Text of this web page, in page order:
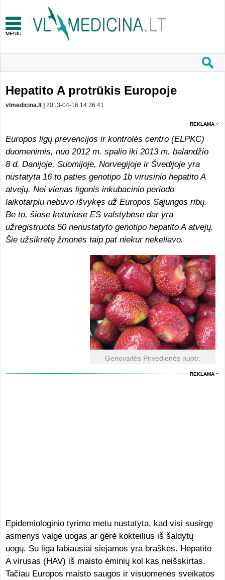
Hepatito A protrūkis Europoje
vlmedicina.lt | 2013-04-16 14:36:41
REKLAMA
Europos ligų prevencijos ir kontrolės centro (ELPKC)
duomenimis, nuo 2012 m. spalio iki 2013 m. balandžio
8 d. Danijoje, Suomijoje, Norvegijoje ir Švedijoje yra
nustatyta 16 to paties genotipo 1b virusinio hepatito A
atvejų. Nei vienas ligonis inkubacinio periodo
laikotarpiu nebuvo išvykęs už Europos Sąjungos ribų.
Be to, šiose keturiose ES valstybėse dar yra
užregistruota 50 nenustatyto genotipo hepatito A atvejų.
Šie užsikrėtę žmonės taip pat niekur nekeliavo.
Genovaitės Privedienės nuotr.
REKLAMA
Epidemiologinio tyrimo metu nustatyta, kad visi susirgę
asmenys valgė uogas ar gėrė kokteilius iš šaldytų
uogų. Su liga labiausiai siejamos yra braškės. Hepatito
A virusas (HAV) iš maisto ėminių kol kas neišskirtas.
Tačiau Europos maisto saugos ir visuomenės sveikatos